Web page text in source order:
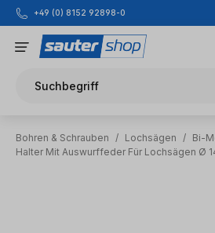
Zum Hauptinhalt springen
+49 (0) 8152 92898-0
Suchbegriff
Bohren & Schrauben / Lochsägen / Bi-
Halter Mit Auswurffeder Für Lochsägen Ø